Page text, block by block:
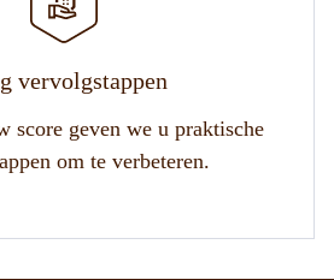
vervolgstappen
score geven we u praktische
om te verbeteren.